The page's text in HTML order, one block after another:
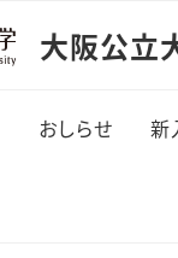
大阪公立
おしらせ 新